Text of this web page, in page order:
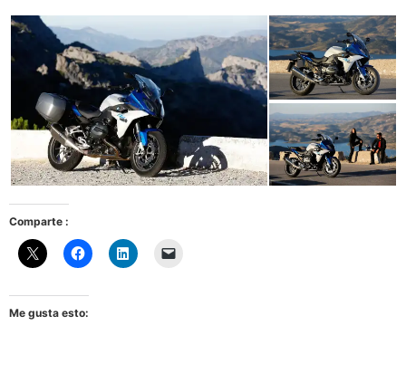
Comparte :
Me gusta esto: